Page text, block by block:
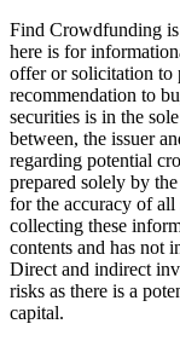
Find Crowdfunding is
here is for
offer or solicitation to
recommendation to
securities is in the
between, the issuer
regarding potential
prepared solely by
for the accuracy of
collecting these
contents and has not
Direct and indirect
risks as there is a
capital.